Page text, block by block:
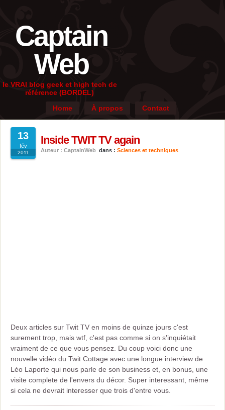
Captain
Web
le VRAI blog geek et high tech de
référence (BORDEL)
Home
À propos Contact
13
fév
2011
Inside TWIT TV again
Auteur : CaptainWeb dans : Sciences et techniques
Deux articles sur Twit TV en moins de quinze jours c'est
surement trop, mais wtf, c'est pas comme si on s'inquiétait
vraiment de ce que vous pensez. Du coup voici donc une
nouvelle vidéo du Twit Cottage avec une longue interview de
Léo Laporte qui nous parle de son business et, en bonus, une
visite complete de l'envers du décor. Super interessant, même
si cela ne devrait interesser que trois d'entre vous.